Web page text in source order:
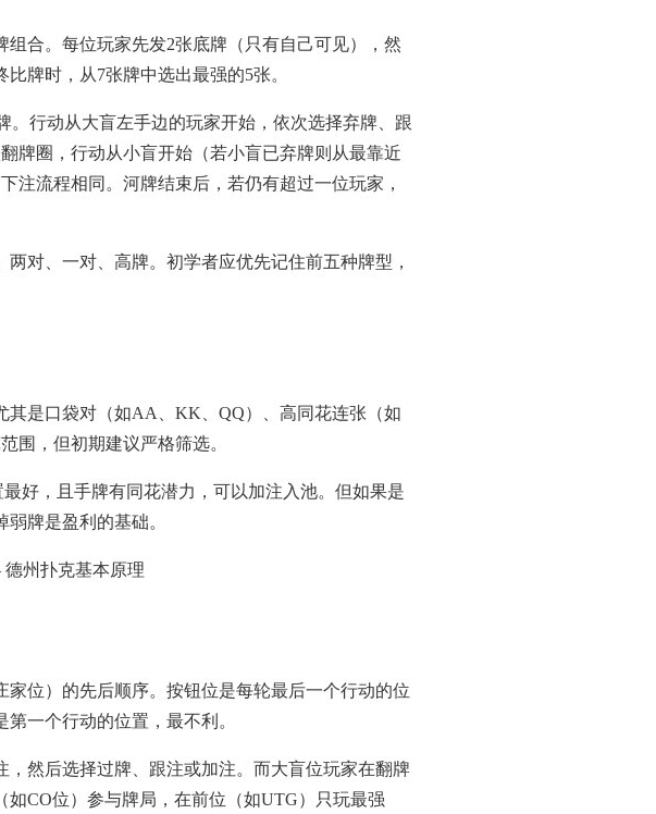
合。每位玩家先发2张底牌（只有自己可见），然
牌时，从7张牌中选出最强的5张。
行动从大盲左手边的玩家开始，依次选择弃牌、跟
牌圈，行动从小盲开始（若小盲已弃牌则从最靠近
注流程相同。河牌结束后，若仍有超过一位玩家，
对、一对、高牌。初学者应优先记住前五种牌型，
是口袋对（如AA、KK、QQ）、高同花连张（如
围，但初期建议严格筛选。
好，且手牌有同花潜力，可以加注入池。但如果是
牌是盈利的基础。
州扑克基本原理
位）的先后顺序。按钮位是每轮最后一个行动的位
一个行动的位置，最不利。
然后选择过牌、跟注或加注。而大盲位玩家在翻牌
CO位）参与牌局，在前位（如UTG）只玩最强